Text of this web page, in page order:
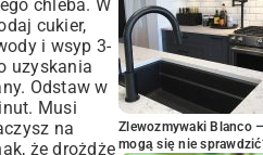
chleba. W
cukier,
i wsyp 3-
uzyskania
Odstaw w
Musi
na
że drożdże
Zlewozmywaki Blanco
mogą się nie